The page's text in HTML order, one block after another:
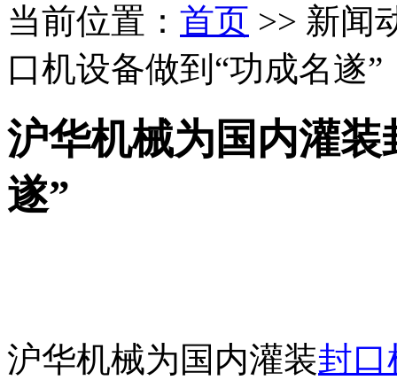
当前位置： 首页 >> 新闻
口机设备做到“功成名遂”
沪华机械为国内灌
遂”
沪华机械为国内灌装封口